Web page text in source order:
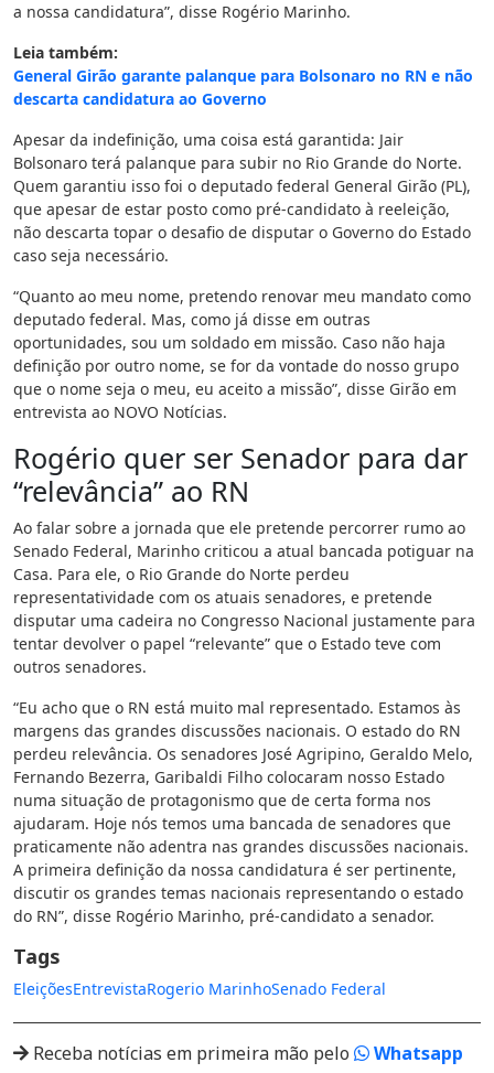
a nossa candidatura”, disse Rogério Marinho.
Leia também:
General Girão garante palanque para Bolsonaro no RN e não
descarta candidatura ao Governo
Apesar da indefinição, uma coisa está garantida: Jair
Bolsonaro terá palanque para subir no Rio Grande do Norte.
Quem garantiu isso foi o deputado federal General Girão (PL),
que apesar de estar posto como pré-candidato à reeleição,
não descarta topar o desafio de disputar o Governo do Estado
caso seja necessário.
“Quanto ao meu nome, pretendo renovar meu mandato como
deputado federal. Mas, como já disse em outras
oportunidades, sou um soldado em missão. Caso não haja
definição por outro nome, se for da vontade do nosso grupo
que o nome seja o meu, eu aceito a missão”, disse Girão em
entrevista ao NOVO Notícias.
Rogério quer ser Senador para dar
“relevância” ao RN
Ao falar sobre a jornada que ele pretende percorrer rumo ao
Senado Federal, Marinho criticou a atual bancada potiguar na
Casa. Para ele, o Rio Grande do Norte perdeu
representatividade com os atuais senadores, e pretende
disputar uma cadeira no Congresso Nacional justamente para
tentar devolver o papel “relevante” que o Estado teve com
outros senadores.
“Eu acho que o RN está muito mal representado. Estamos às
margens das grandes discussões nacionais. O estado do RN
perdeu relevância. Os senadores José Agripino, Geraldo Melo,
Fernando Bezerra, Garibaldi Filho colocaram nosso Estado
numa situação de protagonismo que de certa forma nos
ajudaram. Hoje nós temos uma bancada de senadores que
praticamente não adentra nas grandes discussões nacionais.
A primeira definição da nossa candidatura é ser pertinente,
discutir os grandes temas nacionais representando o estado
do RN”, disse Rogério Marinho, pré-candidato a senador.
Tags
EleiçõesEntrevistaRogerio MarinhoSenado Federal
Receba notícias em primeira mão pelo Whatsapp